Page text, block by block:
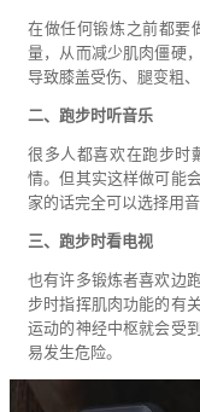
在做任何锻炼之前都要
量，从而减少肌肉僵硬
导致膝盖受伤、腿变粗
二、跑步时听音乐
很多人都喜欢在跑步时
情。但其实这样做可能
家的话完全可以选择用音
三、跑步时看电视
也有许多锻炼者喜欢边
步时指挥肌肉功能的有
运动的神经中枢就会受
易发生危险。